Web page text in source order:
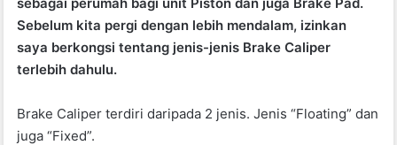
b
o
o
k
A
p
p
Sebelum kita pergi dengan lebih mendalam, izinkan
saya berkongsi tentang jenis-jenis Brake Caliper
terlebih dahulu.
Brake Caliper terdiri daripada 2 jenis. Jenis “Floating” dan
juga “Fixed”.